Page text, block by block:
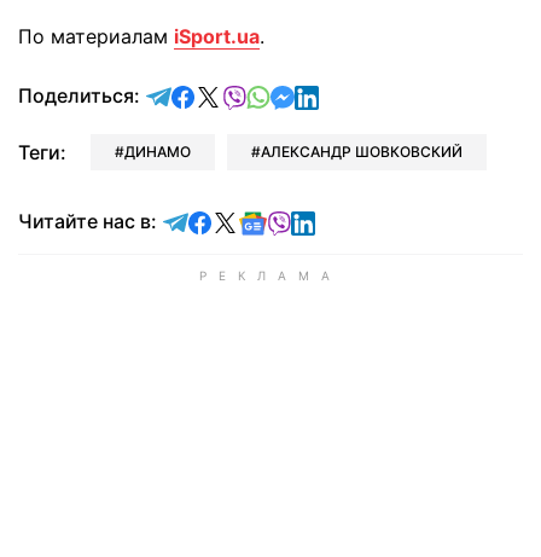
По материалам iSport.ua.
Поделиться: отправить в Telegram
поделиться в Facebook
поделиться в X
отправить в Viber
отправить в Whatsapp
отправить в Messenger
отправить в LinkedIn
Теги: ДИНАМО АЛЕКСАНДР ШОВКОВСКИЙ
Читайте нас в: Читайте в Telegram
Читайте в Facebook
Читайте в X
Читайте в Google news
Читайте в Viber
Читайте в LinkedIn